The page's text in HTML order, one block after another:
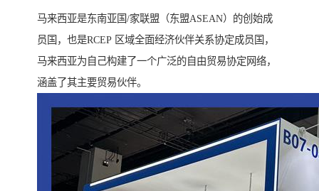
马来西亚是东南亚国/家联盟（东盟ASEAN）的创始成
员国，也是RCEP 区域全面经济伙伴关系协定成员国，
马来西亚为自己构建了一个广泛的自由贸易协定网络，
涵盖了其主要贸易伙伴。